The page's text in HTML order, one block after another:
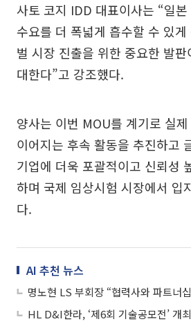
사토 코지 IDD 대표이사는 “일
수요를 더 폭넓게 흡수할 수 있
벌 시장 진출을 위한 중요한 발
대한다”고 강조했다.
양사는 이번 MOU를 계기로 실
이어지는 후속 활동을 추진하고
기업에 더욱 포괄적이고 신뢰성
하며 국제 임상시험 시장에서 입
다.
AI 추천 뉴스
HL D&I한라, ‘제6회 기술공모전’ 개